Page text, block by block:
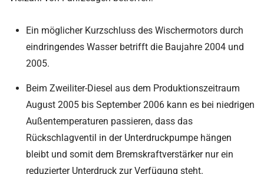
Ein möglicher Kurzschluss des Wischermotors durch
eindringendes Wasser betrifft die Baujahre 2004 und
2005.
Beim Zweiliter-Diesel aus dem Produktionszeitraum
August 2005 bis September 2006 kann es bei niedrigen
Außentemperaturen passieren, dass das
Rückschlagventil in der Unterdruckpumpe hängen
bleibt und somit dem Bremskraftverstärker nur ein
reduzierter Unterdruck zur Verfügung steht.